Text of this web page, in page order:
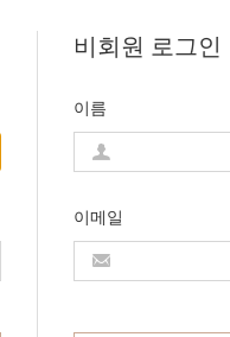
비회원 로그인
이름
이메일